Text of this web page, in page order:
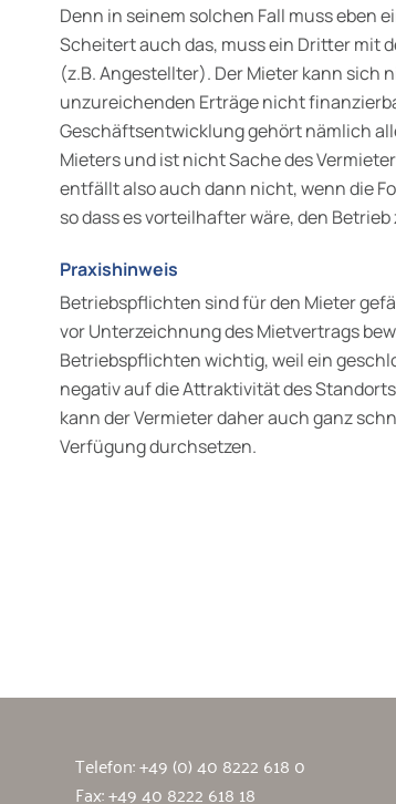
Denn in seinem solchen Fall muss eben
Scheitert auch das, muss ein Dritter mit
(z.B. Angestellter). Der Mieter kann sich
unzureichenden Erträge nicht
Geschäftsentwicklung gehört nämlich
Mieters und ist nicht Sache des
entfällt also auch dann nicht, wenn die
so dass es vorteilhafter wäre, den
Praxishinweis
Betriebspflichten sind für den Mieter
vor Unterzeichnung des Mietvertrags
Betriebspflichten wichtig, weil ein
negativ auf die Attraktivität des
kann der Vermieter daher auch ganz
Verfügung durchsetzen.
Telefon:+49 (0) 40 8222 618 0
Fax: +49 40 8222 618 18